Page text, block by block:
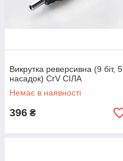
Викрутка реверсивна (9 біт, 5
насадок) CrV СІЛА
Немає в наявності
396 ₴